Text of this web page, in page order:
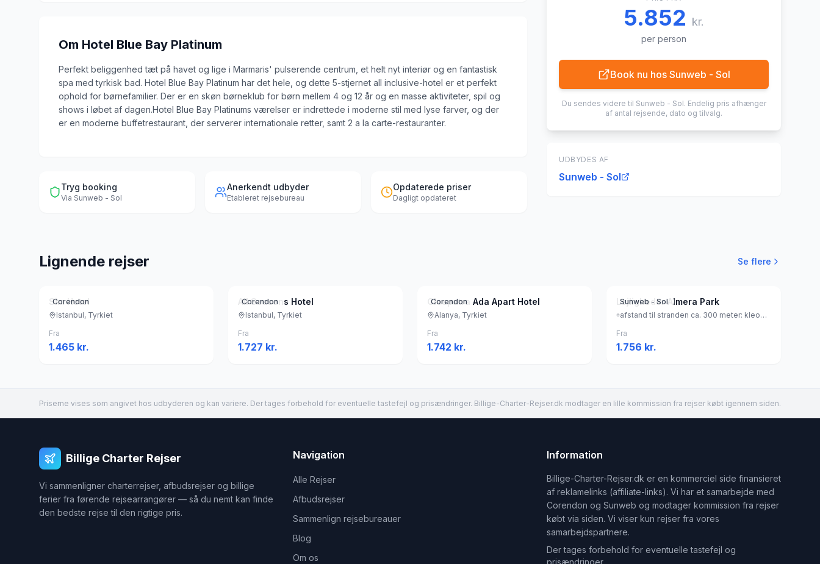
Om Hotel Blue Bay Platinum
Perfekt beliggenhed tæt på havet og lige i Marmaris' pulserende centrum, et helt nyt interiør og en fantastisk
spa med tyrkisk bad. Hotel Blue Bay Platinum har det hele, og dette 5-stjernet all inclusive-hotel er et perfekt
ophold for børnefamilier. Der er en skøn børneklub for børn mellem 4 og 12 år og en masse aktiviteter, spil og
shows i løbet af dagen.Hotel Blue Bay Platinums værelser er indrettede i moderne stil med lyse farver, og der
er en moderne buffetrestaurant, der serverer internationale retter, samt 2 a la carte-restauranter.
Tryg booking
Via Sunweb - Sol
Anerkendt udbyder
Etableret rejsebureau
Opdaterede priser
Dagligt opdateret
5.852 kr.
per person
Book nu hos Sunweb - Sol
Du sendes videre til Sunweb - Sol. Endelig pris afhænger
af antal rejsende, dato og tilvalg.
UDBYDES AF
Sunweb - Sol
Lignende rejser Se flere
Corendon
Sim Hotel
Istanbul, Tyrkiet
Fra
1.465 kr.
Corendon
All Seasons Hotel
Istanbul, Tyrkiet
Fra
1.727 kr.
Corendon
Cleopatra Ada Apart Hotel
Alanya, Tyrkiet
Fra
1.742 kr.
Sunweb - Sol
Lejligheder Almera Park
afstand til stranden ca. 300 meter: kleopatra beach: ca. 3 kilometer (sandstrand), Tyrkiet
Fra
1.756 kr.
Priserne vises som angivet hos udbyderen og kan variere. Der tages forbehold for eventuelle tastefejl og prisændringer. Billige-Charter-Rejser.dk modtager en lille kommission fra rejser købt igennem siden.
Billige Charter Rejser
Vi sammenligner charterrejser, afbudsrejser og billige
ferier fra førende rejsearrangører — så du nemt kan finde
den bedste rejse til den rigtige pris.
Navigation
Alle Rejser
Afbudsrejser
Sammenlign rejsebureauer
Blog
Om os
Information
Billige-Charter-Rejser.dk er en kommerciel side finansieret
af reklamelinks (affiliate-links). Vi har et samarbejde med
Corendon og Sunweb og modtager kommission fra rejser
købt via siden. Vi viser kun rejser fra vores
samarbejdspartnere.
Der tages forbehold for eventuelle tastefejl og
prisændringer.